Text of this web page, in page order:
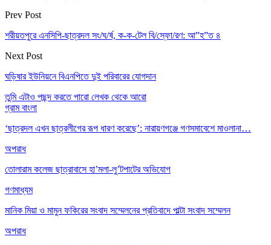
Prev Post
শরীয়তপুরে এনসিপি-ছাত্রদল সং/ঘ/র্ষ, ক-ক-টেল বি/স্ফো/রণ: আ”হ”ত ৪
Next Post
ঘড়িষার ইউনিয়নে বিএনপিতে দুই পরিবারের যোগদান
তুমি এটাও পছন্দ করতে পারো লেখক থেকে আরো
গ্রাম বাংলা
‘ছাত্রদল এখন ছাত্রলীগের রূপ ধারণ করেছে’: নারায়ণগঞ্জে গণসমাবেশে মাওলানা…
অপরাধ
তোলারাম কলেজ ছাত্রাবাসে হা’মলা-লু’টপাটের অভিযোগ
গণমাধ্যম
মানিক মিয়া ও মামুন ফকিরের সংবাদ সম্মেলনের প্রতিবাদে পাল্টা সংবাদ সম্মেলন
অপরাধ